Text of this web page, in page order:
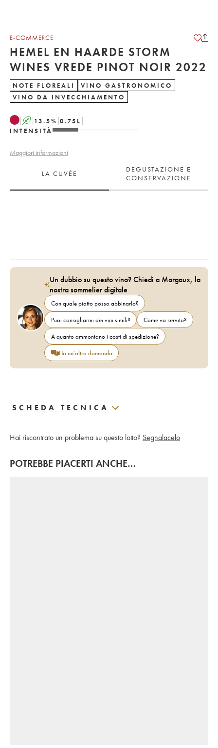
E-COMMERCE
HEMEL EN HAARDE STORM
WINES VREDE PINOT NOIR 2022
NOTE FLOREALI
VINO GASTRONOMICO
VINO DA INVECCHIAMENTO
A 13.5% 0.75 L
INTENSITÀ
Maggiori informazioni
LA CUVÉE
DEGUSTAZIONE E
CONSERVAZIONE
Un dubbio su questo vino? Chiedi a Margaux, la
nostra sommelier digitale
Con quale piatto posso abbinarlo?
Puoi consigliarmi dei vini simili?
Come va servito?
A quanto ammontano i costi di spedizione?
Ho un'altra domanda
SCHEDA TECNICA
Hai riscontrato un problema su questo lotto? Segnalacelo
POTREBBE PIACERTI ANCHE…